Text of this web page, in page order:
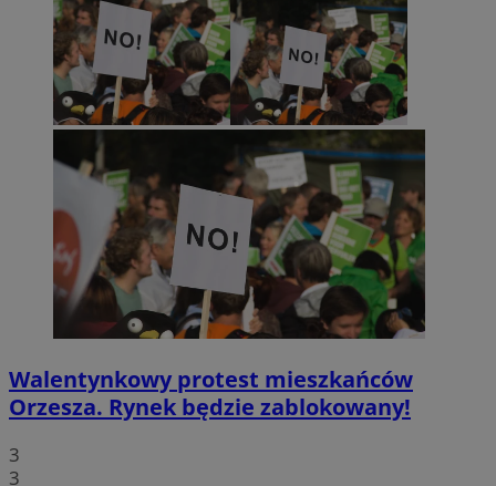
Walentynkowy protest mieszkańców
Orzesza. Rynek będzie zablokowany!
3
3